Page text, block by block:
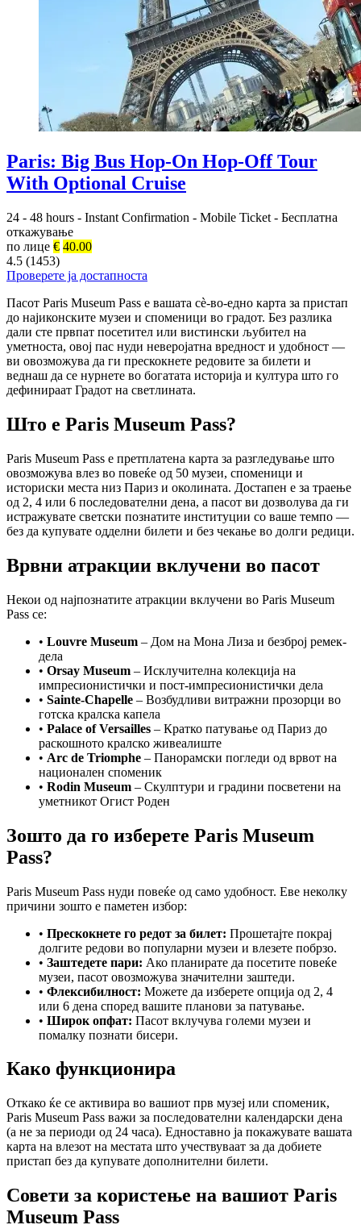
Paris: Big Bus Hop-On Hop-Off Tour
With Optional Cruise
24 - 48 hours - Instant Confirmation - Mobile Ticket - Бесплатна
откажување
по лице € 40.00
4.5 (1453)
Проверете ја достапноста
Пасот Paris Museum Pass е вашата сè-во-едно карта за пристап
до најиконските музеи и споменици во градот. Без разлика
дали сте првпат посетител или вистински љубител на
уметноста, овој пас нуди неверојатна вредност и удобност —
ви овозможува да ги прескокнете редовите за билети и
веднаш да се нурнете во богатата историја и култура што го
дефинираат Градот на светлината.
Што е Paris Museum Pass?
Paris Museum Pass е претплатена карта за разгледување што
овозможува влез во повеќе од 50 музеи, споменици и
историски места низ Париз и околината. Достапен е за траење
од 2, 4 или 6 последователни дена, а пасот ви дозволува да ги
истражувате светски познатите институции со ваше темпо —
без да купувате одделни билети и без чекање во долги редици.
Врвни атракции вклучени во пасот
Некои од најпознатите атракции вклучени во Paris Museum
Pass се:
• Louvre Museum – Дом на Мона Лиза и безброј ремек-
дела
• Orsay Museum – Исклучителна колекција на
импресионистички и пост-импресионистички дела
• Sainte-Chapelle – Возбудливи витражни прозорци во
готска кралска капела
• Palace of Versailles – Кратко патување од Париз до
раскошното кралско живеалиште
• Arc de Triomphe – Панорамски погледи од врвот на
национален споменик
• Rodin Museum – Скулптури и градини посветени на
уметникот Огист Роден
Зошто да го изберете Paris Museum
Pass?
Paris Museum Pass нуди повеќе од само удобност. Еве неколку
причини зошто е паметен избор:
• Прескокнете го редот за билет: Прошетајте покрај
долгите редови во популарни музеи и влезете побрзо.
• Заштедете пари: Ако планирате да посетите повеќе
музеи, пасот овозможува значителни заштеди.
• Флексибилност: Можете да изберете опција од 2, 4
или 6 дена според вашите планови за патување.
• Широк опфат: Пасот вклучува големи музеи и
помалку познати бисери.
Како функционира
Откако ќе се активира во вашиот прв музеј или споменик,
Paris Museum Pass важи за последователни календарски дена
(а не за периоди од 24 часа). Едноставно ја покажувате вашата
карта на влезот на местата што учествуваат за да добиете
пристап без да купувате дополнителни билети.
Совети за користење на вашиот Paris
Museum Pass